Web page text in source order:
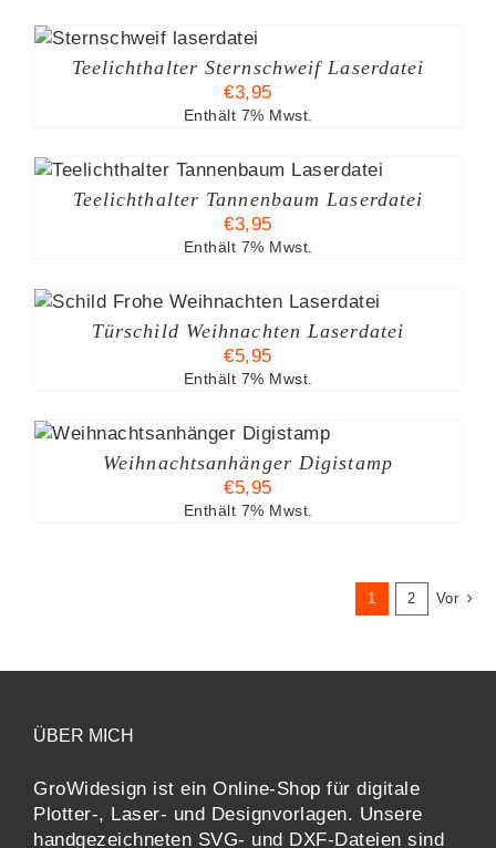
Teelichthalter Sternschweif Laserdatei
€3,95
Enthält 7% Mwst.
Teelichthalter Tannenbaum Laserdatei
€3,95
Enthält 7% Mwst.
Türschild Weihnachten Laserdatei
€5,95
Enthält 7% Mwst.
Weihnachtsanhänger Digistamp
€5,95
Enthält 7% Mwst.
1 2 Vor
ÜBER MICH
GroWidesign ist ein Online-Shop für digitale
Plotter-, Laser- und Designvorlagen. Unsere
handgezeichneten SVG- und DXF-Dateien sind